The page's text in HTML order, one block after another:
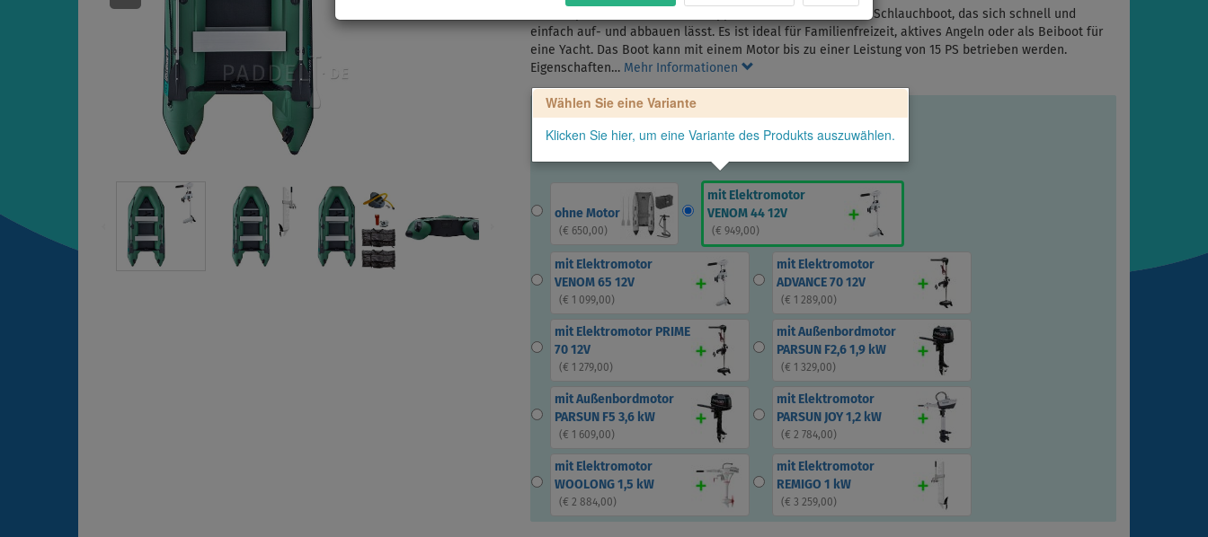
Ein kompaktes und dank des Klappbodens äußerst stabiles Schlauchboot, das sich schnell und
einfach auf- und abbauen lässt. Es ist ideal für Familienfreizeit, aktives Angeln oder als Beiboot für
eine Yacht. Das Boot kann mit einem Motor bis zu einer Leistung von 15 PS betrieben werden.
Eigenschaften… Mehr Informationen
Wählen Sie eine Variante
Klicken Sie hier, um eine Variante des Produkts auszuwählen.
ohne Motor
(€ 650,00)
mit Elektromotor
VENOM 44 12V
(€ 949,00)
mit Elektromotor
VENOM 65 12V
(€ 1 099,00)
mit Elektromotor
ADVANCE 70 12V
(€ 1 289,00)
mit Elektromotor PRIME
70 12V
(€ 1 279,00)
mit Außenbordmotor
PARSUN F2,6 1,9 kW
(€ 1 329,00)
mit Außenbordmotor
PARSUN F5 3,6 kW
(€ 1 609,00)
mit Elektromotor
PARSUN JOY 1,2 kW
(€ 2 784,00)
mit Elektromotor
WOOLONG 1,5 kW
(€ 2 884,00)
mit Elektromotor
REMIGO 1 kW
(€ 3 259,00)